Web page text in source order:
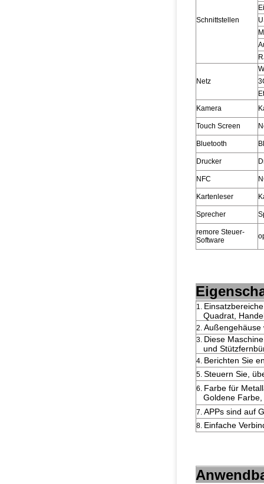
Schnittstellen
Netz
Kamera
Touch Screen
Bluetooth
Drucker
NFC
Kartenleser
Sprecher
remore Steuer-
Software
1.
Quadrat,
2. Außengehäuse
3. Diese
und
4. Berichten Sie
5. Steuern Sie,
6. Farbe für
Goldene
7. APPs sind auf
8. Einfache